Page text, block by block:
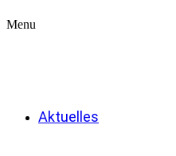
Menu
Aktuelles